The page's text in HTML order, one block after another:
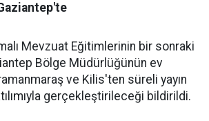
Mevzuat Eğitimlerinin bir sonraki
Bölge Müdürlüğünün ev
ve Kilis'ten süreli yayın
gerçekleştirileceği bildirildi.